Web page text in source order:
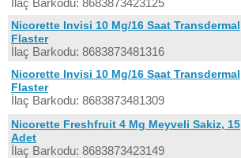
İlaç Barkodu: 8683873423125
Nicorette Invisi 10 Mg/16 Saat Transdermal
Flaster
İlaç Barkodu: 8683873481316
Nicorette Invisi 10 Mg/16 Saat Transdermal
Flaster
İlaç Barkodu: 8683873481309
Nicorette Freshfruit 4 Mg Meyveli Sakiz, 15
Adet
İlaç Barkodu: 8683873423149